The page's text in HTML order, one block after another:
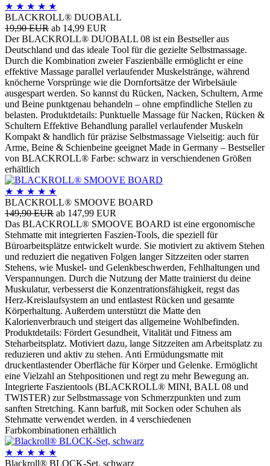
★ ★ ★ ★ ★
BLACKROLL® DUOBALL
19,90 EUR ab 14,99 EUR
Der BLACKROLL® DUOBALL 08 ist ein Bestseller aus
Deutschland und das ideale Tool für die gezielte Selbstmassage.
Durch die Kombination zweier Faszienbälle ermöglicht er eine
effektive Massage parallel verlaufender Muskelstränge, während
knöcherne Vorsprünge wie die Dornfortsätze der Wirbelsäule
ausgespart werden. So kannst du Rücken, Nacken, Schultern, Arme
und Beine punktgenau behandeln – ohne empfindliche Stellen zu
belasten. Produktdetails: Punktuelle Massage für Nacken, Rücken &
Schultern Effektive Behandlung parallel verlaufender Muskeln
Kompakt & handlich für präzise Selbstmassage Vielseitig: auch für
Arme, Beine & Schienbeine geeignet Made in Germany – Bestseller
von BLACKROLL® Farbe: schwarz in verschiendenen Größen
erhältlich
★ ★ ★ ★ ★
BLACKROLL® SMOOVE BOARD
149,90 EUR ab 147,99 EUR
Das BLACKROLL® SMOOVE BOARD ist eine ergonomische
Stehmatte mit integrierten Faszien‑Tools, die speziell für
Büroarbeitsplätze entwickelt wurde. Sie motiviert zu aktivem Stehen
und reduziert die negativen Folgen langer Sitzzeiten oder starren
Stehens, wie Muskel- und Gelenkbeschwerden, Fehlhaltungen und
Verspannungen. Durch die Nutzung der Matte trainierst du deine
Muskulatur, verbesserst die Konzentrationsfähigkeit, regst das
Herz‑Kreislaufsystem an und entlastest Rücken und gesamte
Körperhaltung. Außerdem unterstützt die Matte den
Kalorienverbrauch und steigert das allgemeine Wohlbefinden.
Produktdetails: Fördert Gesundheit, Vitalität und Fitness am
Steharbeitsplatz. Motiviert dazu, lange Sitzzeiten am Arbeitsplatz zu
reduzieren und aktiv zu stehen. Anti Ermüdungsmatte mit
druckentlastender Oberfläche für Körper und Gelenke. Ermöglicht
eine Vielzahl an Stehpositionen und regt zu mehr Bewegung an.
Integrierte Faszientools (BLACKROLL® MINI, BALL 08 und
TWISTER) zur Selbstmassage von Schmerzpunkten und zum
sanften Stretching. Kann barfuß, mit Socken oder Schuhen als
Stehmatte verwendet werden. in 4 verschiedenen
Farbkombinationen erhältlich
★ ★ ★ ★ ★
Blackroll® BLOCK-Set, schwarz